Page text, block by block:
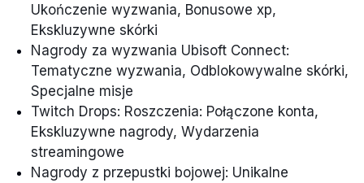
Ukończenie wyzwania, Bonusowe xp,
Ekskluzywne skórki
Nagrody za wyzwania Ubisoft Connect:
Tematyczne wyzwania, Odblokowywalne skórki,
Specjalne misje
Twitch Drops: Roszczenia: Połączone konta,
Ekskluzywne nagrody, Wydarzenia
streamingowe
Nagrody z przepustki bojowej: Unikalne